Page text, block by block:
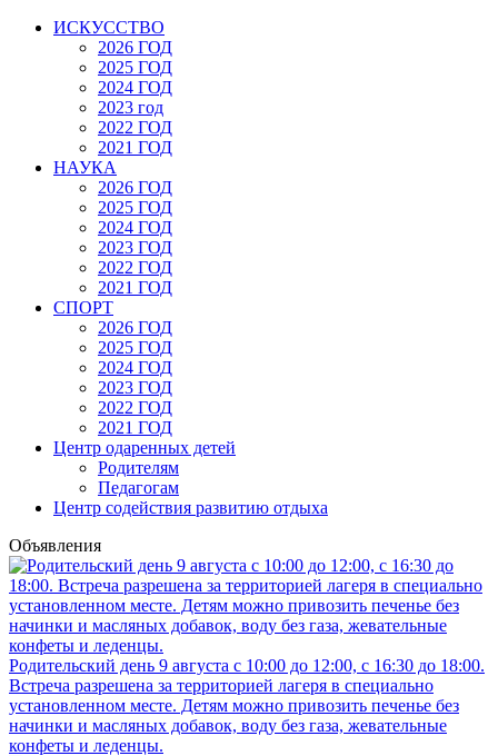
ИСКУССТВО
2026 ГОД
2025 ГОД
2024 ГОД
2023 год
2022 ГОД
2021 ГОД
НАУКА
2026 ГОД
2025 ГОД
2024 ГОД
2023 ГОД
2022 ГОД
2021 ГОД
СПОРТ
2026 ГОД
2025 ГОД
2024 ГОД
2023 ГОД
2022 ГОД
2021 ГОД
Центр одаренных детей
Родителям
Педагогам
Центр содействия развитию отдыха
Объявления
Родительский день 9 августа с 10:00 до 12:00, с 16:30 до 18:00.
Встреча разрешена за территорией лагеря в специально
установленном месте. Детям можно привозить печенье без
начинки и масляных добавок, воду без газа, жевательные
конфеты и леденцы.